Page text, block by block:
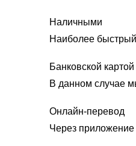
Наличными
Наиболее быстрый
Банковской
В данном случае
Онлайн-перевод
Через приложение